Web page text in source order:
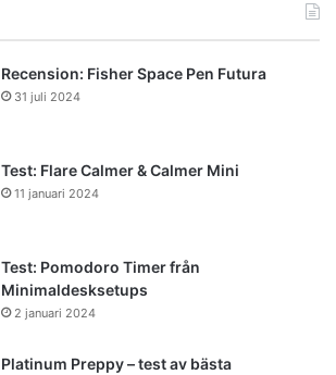
Recension: Fisher Space Pen Futura
31 juli 2024
Test: Flare Calmer & Calmer Mini
11 januari 2024
Test: Pomodoro Timer från
Minimaldesksetups
2 januari 2024
Platinum Preppy – test av bästa